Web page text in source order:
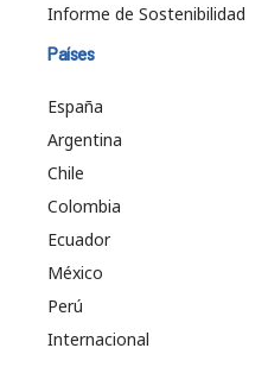
Informe de Sostenibilidad
Países
España
Argentina
Chile
Colombia
Ecuador
México
Perú
Internacional